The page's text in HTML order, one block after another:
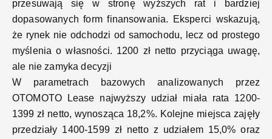
przesuwają się w stronę wyższych rat i bardziej
dopasowanych form finansowania. Eksperci wskazują,
że rynek nie odchodzi od samochodu, lecz od prostego
myślenia o własności. 1200 zł netto przyciąga uwagę,
ale nie zamyka decyzji
W parametrach bazowych analizowanych przez
OTOMOTO Lease najwyższy udział miała rata 1200-
1399 zł netto, wynosząca 18,2%. Kolejne miejsca zajęły
przedziały 1400-1599 zł netto z udziałem 15,0% oraz